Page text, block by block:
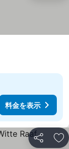
料金を表示
シェア お